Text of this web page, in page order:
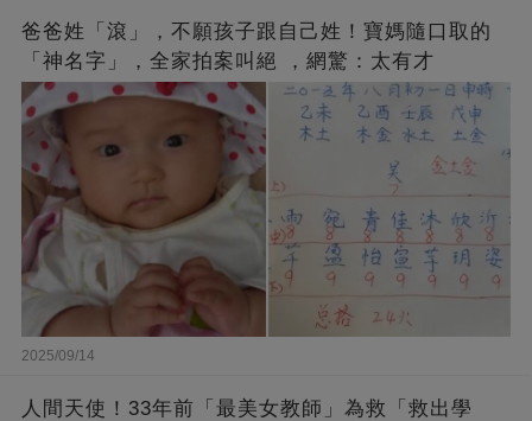
爸爸姓「滾」，不願孩子跟自己姓！寶媽隨口取的
「神名字」，全家拍案叫絕 ，網驚：太有才
2025/09/14
人間天使！33年前「最美女教師」為救「救出學